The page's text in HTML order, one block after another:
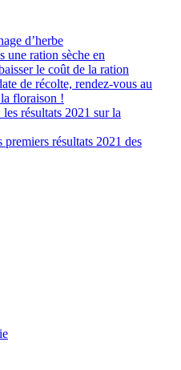
d’herbe
une ration sèche en
le coût de la ration
de récolte, rendez-vous au
floraison !
résultats 2021 sur la
résultats 2021 des